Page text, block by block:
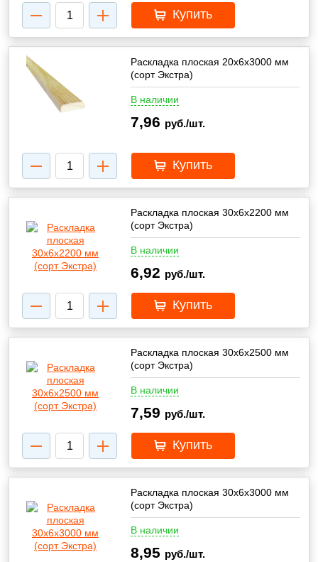
Купить
Раскладка плоская 20х6х3000 мм
(сорт Экстра)
В наличии
7,96 руб./шт.
Купить
Раскладка плоская 30х6х2200 мм
(сорт Экстра)
В наличии
6,92 руб./шт.
Купить
Раскладка плоская 30х6х2500 мм
(сорт Экстра)
В наличии
7,59 руб./шт.
Купить
Раскладка плоская 30х6х3000 мм
(сорт Экстра)
В наличии
8,95 руб./шт.